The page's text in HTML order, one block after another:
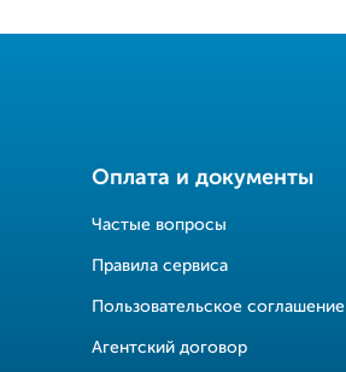
Оплата и документы
Частые вопросы
Правила сервиса
Пользовательское соглашение
Агентский договор